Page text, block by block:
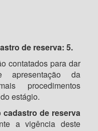
de reserva: 5.
contatados para dar
apresentação da
procedimentos
estágio.
cadastro de reserva
a vigência deste